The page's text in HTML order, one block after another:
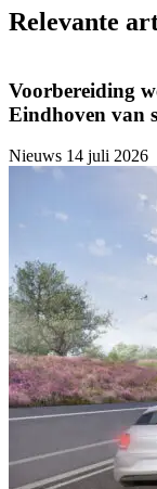
Relevante
Voorbereiding
Eindhoven van
Nieuws 14 juli 2026